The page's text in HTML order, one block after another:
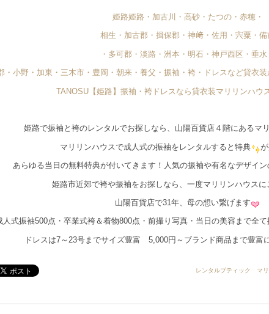
姫路姫路・加古川・高砂・たつの・赤穂・
相生・加古郡・揖保郡・神﨑・佐用・宍粟・備
・多可郡・淡路・洲本・明石・神戸西区・垂水
・小野・加東・三木市・豊岡・朝来・養父・振袖・袴・ドレスなど貸衣
TANOSU【姫路】振袖・袴ドレスなら貸衣装マリリンハウ
姫路で振袖と袴のレンタルでお探しなら、山陽百貨店４階にあるマ
マリリンハウスで成人式の振袖をレンタルすると特典
あらゆる当日の無料特典が付いてきます！人気の振袖や有名なデザイン
姫路市近郊で袴や振袖をお探しなら、一度マリリンハウスに
山陽百貨店で31年、母の想い繋げます
人式振袖500点・卒業式袴＆着物800点・前撮り写真・当日の美容まで全
ドレスは7～23号までサイズ豊富 5,000円～ブランド商品まで豊富
レンタルブティック マリ